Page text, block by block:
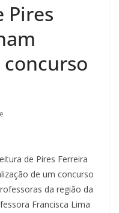
Pires
de Pires Ferreira
de um concurso
da região da
Francisca Lima